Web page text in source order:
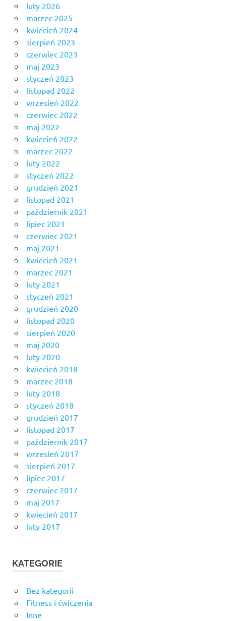
luty 2026
marzec 2025
kwiecień 2024
sierpień 2023
czerwiec 2023
maj 2023
styczeń 2023
listopad 2022
wrzesień 2022
czerwiec 2022
maj 2022
kwiecień 2022
marzec 2022
luty 2022
styczeń 2022
grudzień 2021
listopad 2021
październik 2021
lipiec 2021
czerwiec 2021
maj 2021
kwiecień 2021
marzec 2021
luty 2021
styczeń 2021
grudzień 2020
listopad 2020
sierpień 2020
maj 2020
luty 2020
kwiecień 2018
marzec 2018
luty 2018
styczeń 2018
grudzień 2017
listopad 2017
październik 2017
wrzesień 2017
sierpień 2017
lipiec 2017
czerwiec 2017
maj 2017
kwiecień 2017
luty 2017
KATEGORIE
Bez kategorii
Fitness i ćwiczenia
Inne